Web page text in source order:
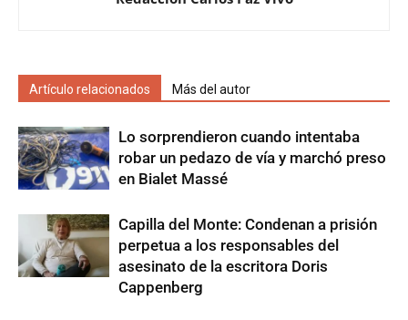
Artículo relacionados Más del autor
Lo sorprendieron cuando intentaba
robar un pedazo de vía y marchó preso
en Bialet Massé
Capilla del Monte: Condenan a prisión
perpetua a los responsables del
asesinato de la escritora Doris
Cappenberg